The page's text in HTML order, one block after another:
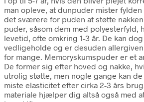
man opleve, at dunpuder mister
det sværere for puden at støtte
puder, såsom dem med polyesterfyld,
levetid, ofte omkring 1-3 år. De kan
vedligeholde og er desuden
for mange. Memoryskumspuder er et
De former sig efter hoved og nakke,
utrolig støtte, men nogle gange kan
miste elasticitet efter cirka 2-3 års
materiale hjælper dig altså også med